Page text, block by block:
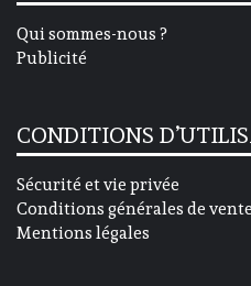
Qui sommes-nous ?
Publicité
CONDITIONS
Sécurité et vie privée
Conditions générales de
Mentions légales